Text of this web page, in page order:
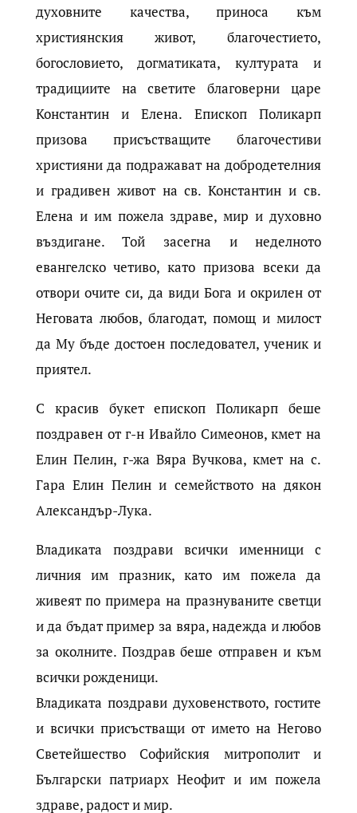
духовните качества, приноса към
християнския живот, благочестието,
богословието, догматиката, културата и
традициите на светите благоверни царе
Константин и Елена. Епископ Поликарп
призова присъстващите благочестиви
християни да подражават на добродетелния
и градивен живот на св. Константин и св.
Елена и им пожела здраве, мир и духовно
въздигане. Той засегна и неделното
евангелско четиво, като призова всеки да
отвори очите си, да види Бога и окрилен от
Неговата любов, благодат, помощ и милост
да Му бъде достоен последовател, ученик и
приятел.
С красив букет епископ Поликарп беше
поздравен от г-н Ивайло Симеонов, кмет на
Елин Пелин, г-жа Вяра Вучкова, кмет на с.
Гара Елин Пелин и семейството на дякон
Александър-Лука.
Владиката поздрави всички именници с
личния им празник, като им пожела да
живеят по примера на празнуваните светци
и да бъдат пример за вяра, надежда и любов
за околните. Поздрав беше отправен и към
всички рожденици.
Владиката поздрави духовенството, гостите
и всички присъстващи от името на Негово
Светейшество Софийския митрополит и
Български патриарх Неофит и им пожела
здраве, радост и мир.